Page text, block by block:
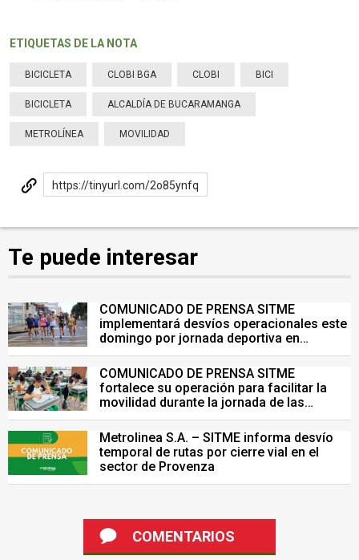
ETIQUETAS DE LA NOTA
BICICLETA CLOBI BGA CLOBI BICI
BICICLETA ALCALDÍA DE BUCARAMANGA
METROLÍNEA MOVILIDAD
https://tinyurl.com/2o85ynfq
Te puede interesar
COMUNICADO DE PRENSA SITME
implementará desvíos operacionales este
domingo por jornada deportiva en
Bucaramanga
COMUNICADO DE PRENSA SITME
fortalece su operación para facilitar la
movilidad durante la jornada de las
Pruebas Saber del 26 de julio
Metrolinea S.A. – SITME informa desvío
temporal de rutas por cierre vial en el
sector de Provenza
COMENTARIOS